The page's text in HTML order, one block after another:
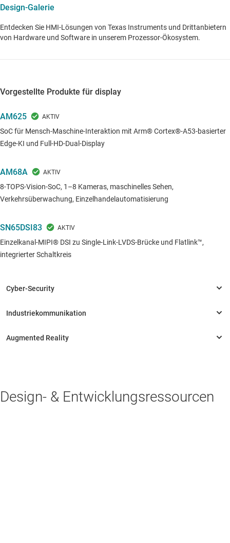
Design-Galerie
Entdecken Sie HMI-Lösungen von Texas Instruments und Drittanbietern
von Hardware und Software in unserem Prozessor-Ökosystem.
Vorgestellte Produkte für display
AM625
SoC für Mensch-Maschine-Interaktion mit Arm® Cortex®-A53-basierter
Edge-KI und Full-HD-Dual-Display
AM68A
8-TOPS-Vision-SoC, 1–8 Kameras, maschinelles Sehen,
Verkehrsüberwachung, Einzelhandelautomatisierung
SN65DSI83
Einzelkanal-MIPI® DSI zu Single-Link-LVDS-Brücke und Flatlink™,
integrierter Schaltkreis
Design- & Entwicklungsressourcen